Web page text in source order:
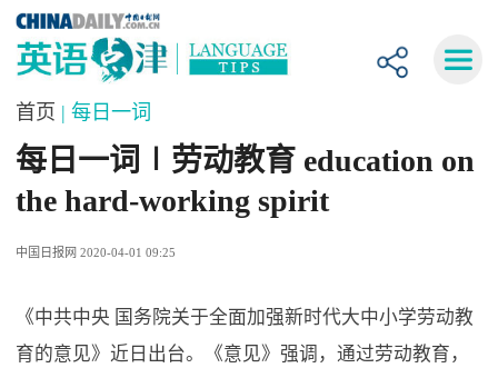
首页 | 每日一词
每日一词∣劳动教育 education on
the hard-working spirit
中国日报网 2020-04-01 09:25
《中共中央 国务院关于全面加强新时代大中小学劳动教
育的意见》近日出台。《意见》强调，通过劳动教育，